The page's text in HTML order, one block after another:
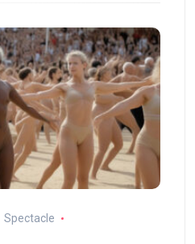
Spectacle